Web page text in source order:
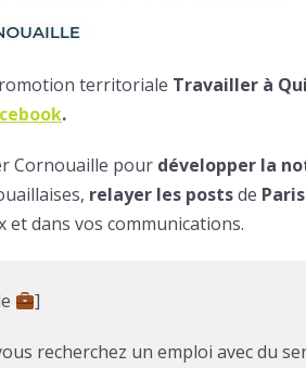
territoriale Travailler à
.
Cornouaille pour développer la
relayer les postsde
et dans vos communications.
]
recherchez un emploi avec du